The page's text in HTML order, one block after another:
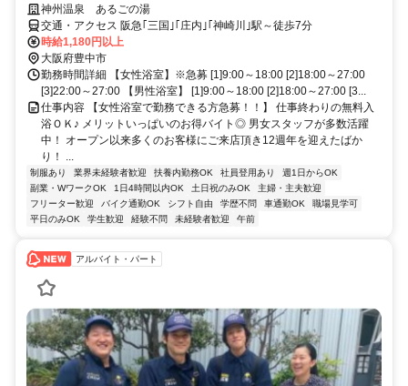
神州温泉 あるごの湯
交通・アクセス 阪急｢三国｣｢庄内｣｢神崎川｣駅～徒歩7分
時給1,180円以上
大阪府豊中市
勤務時間詳細 【女性浴室】※急募 [1]9:00～18:00 [2]18:00～27:00
[3]22:00～27:00 【男性浴室】 [1]9:00～18:00 [2]18:00～27:00 [3...
仕事内容 【女性浴室で勤務できる方急募！！】 仕事終わりの無料入
浴ＯＫ♪ メリットいっぱいのお得バイト◎ 男女スタッフが多数活躍
中！ オープン以来多くのお客様にご来店頂き12週年を迎えたばか
り！ ...
制服あり 業界未経験者歓迎 扶養内勤務OK 社員登用あり
週1日からOK
副業・WワークOK
1日4時間以内OK 土日祝のみOK
主婦・主夫歓迎
フリーター歓迎
バイク通勤OK シフト自由 学歴不問 車通勤OK
職場見学可
平日のみOK
学生歓迎 経験不問 未経験者歓迎 午前
アルバイト・パート